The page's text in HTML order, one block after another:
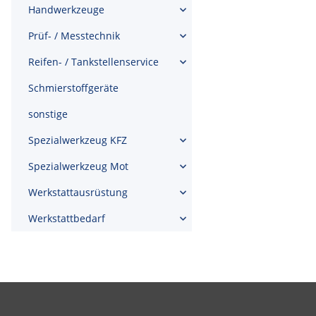
Handwerkzeuge
Prüf- / Messtechnik
Reifen- / Tankstellenservice
Schmierstoffgeräte
sonstige
Spezialwerkzeug KFZ
Spezialwerkzeug Mot
Werkstattausrüstung
Werkstattbedarf